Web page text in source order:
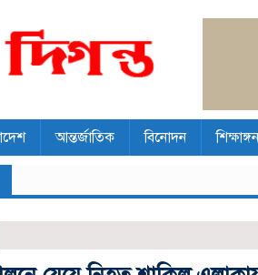
আন্তর্জাতিক বিনোদন শিক্ষাঙ্গন